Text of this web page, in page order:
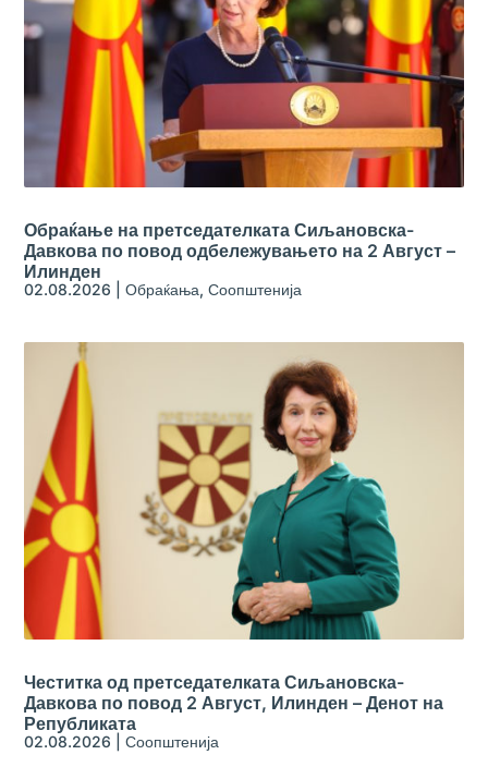
Обраќање на претседателката Сиљановска-
Давкова по повод одбележувањето на 2 Август –
Илинден
02.08.2026 |Обраќања,Соопштенија
Честитка од претседателката Сиљановска-
Давкова по повод 2 Август, Илинден – Денот на
Републиката
02.08.2026 |Соопштенија